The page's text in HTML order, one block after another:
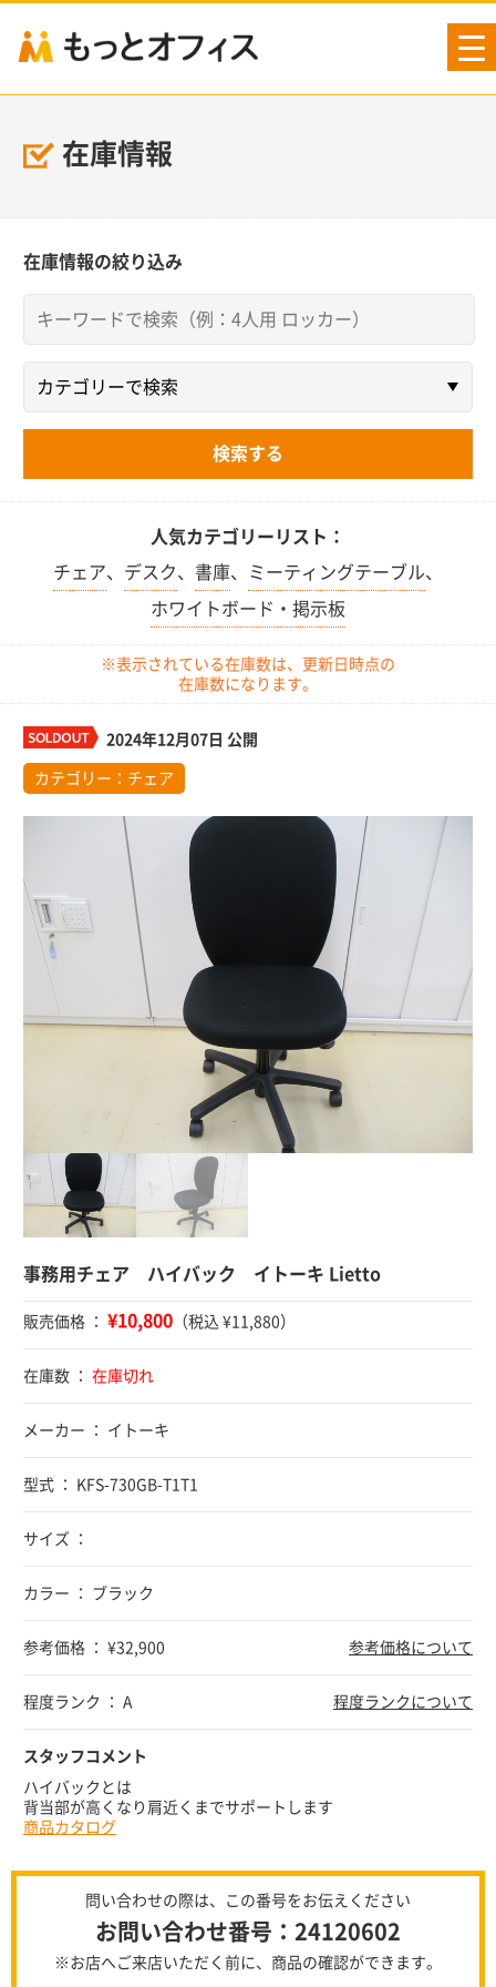
在庫情報
在庫情報の絞り込み
人気カテゴリーリスト：
チェア、 デスク、 書庫、 ミーティングテーブル、
ホワイトボード・掲示板
※表示されている在庫数は、更新日時点の
在庫数になります。
2024年12月07日 公開
カテゴリー： チェア
事務用チェア ハイバック イトーキ Lietto
販売価格 ： ¥10,800 （税込 ¥11,880）
在庫数 ： 在庫切れ
メーカー ： イトーキ
型式 ： KFS-730GB-T1T1
サイズ ：
カラー ： ブラック
参考価格 ： ¥32,900 参考価格について
程度ランク ： A 程度ランクについて
スタッフコメント
ハイバックとは
背当部が高くなり肩近くまでサポートします
商品カタログ
問い合わせの際は、この番号をお伝えください
お問い合わせ番号：24120602
※お店へご来店いただく前に、商品の確認ができます。